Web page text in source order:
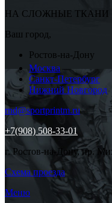
НА СЛОЖНЫЕ ТКАНИ
Ваш город,
Ростов-на-Дону
Москва
Санкт-Петербург
Нижний Новгород
rnd@sportprintm.ru
+7(908) 508-33-01
г. Ростов-на-Дону, пр.
Схема проезда
Меню